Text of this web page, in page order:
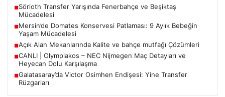
■Sörloth Transfer Yarışında Fenerbahçe ve Beşiktaş
Mücadelesi
■Mersin’de Domates Konservesi Patlaması: 9 Aylık Bebeğin
Yaşam Mücadelesi
■Açık Alan Mekanlarında Kalite ve bahçe mutfağı Çözümleri
■CANLI | Olympiakos – NEC Nijmegen Maç Detayları ve
Heyecan Dolu Karşılaşma
■Galatasaray’da Victor Osimhen Endişesi: Yine Transfer
Rüzgarları